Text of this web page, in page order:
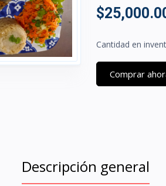
Cantidad en
Comprar
Descripción general